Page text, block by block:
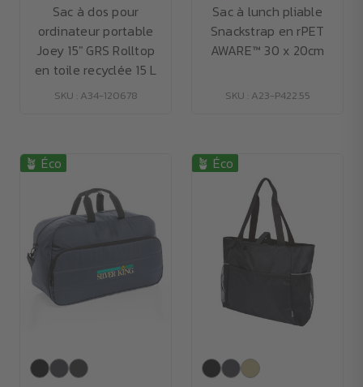
Sac à dos pour
ordinateur portable
Joey 15" GRS Rolltop
en toile recyclée 15 L
SKU : A34-120678
Sac à lunch pliable
Snackstrap en rPET
AWARE™ 30 x 20cm
SKU : A23-P422.55
🪴 Éco 🪴 Éco